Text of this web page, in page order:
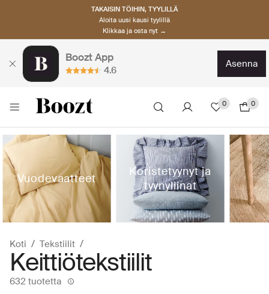
TAKAISIN TÖIHIN, TYYLILLÄ
Aloita uusi kausi tyylillä
Klikkaa ja osta nyt →
Boozt App
4.6
asenna
0 0
Vuodevaatteet
Koristetyynyt ja
tyynyliinat
Koti Tekstiilit
Keittiötekstiilit
632 tuotetta